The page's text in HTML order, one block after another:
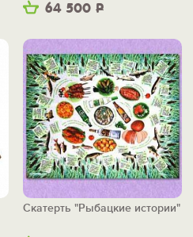
64 500 Р
Скатерть "Рыбацкие истории"